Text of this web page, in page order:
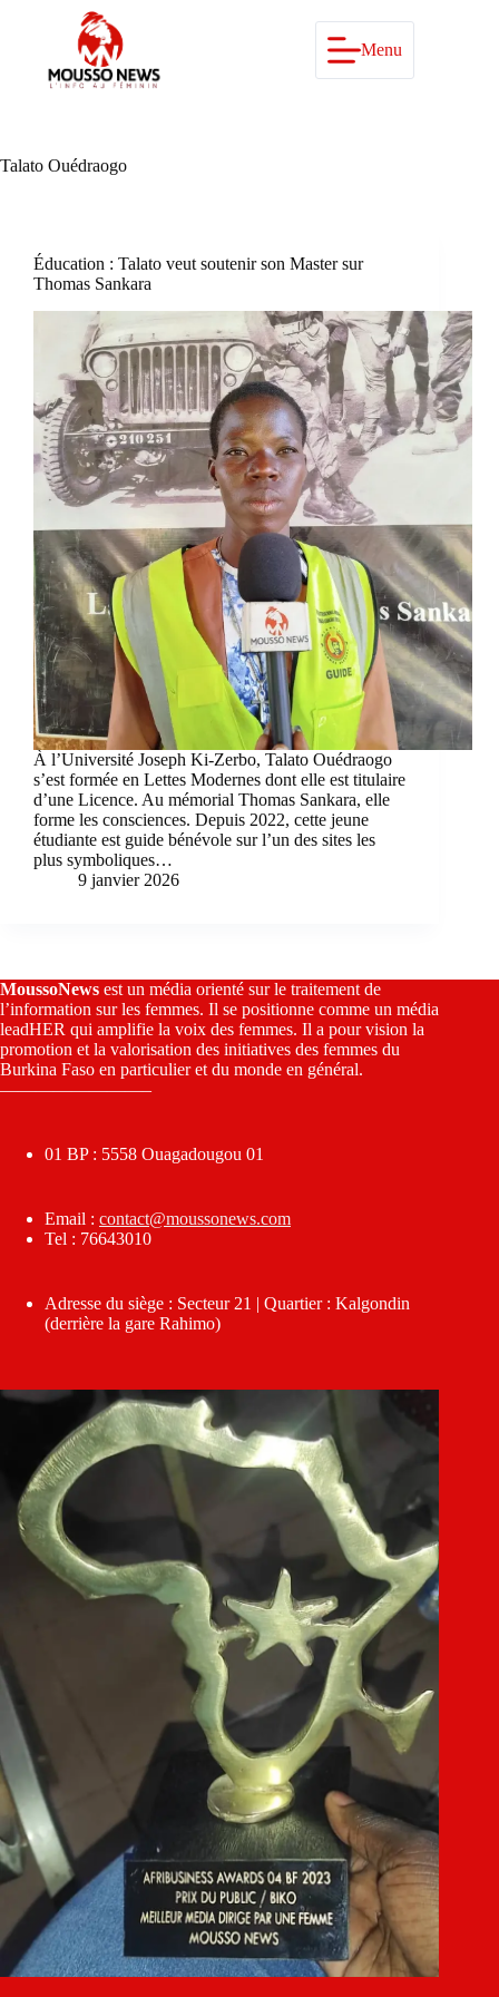
Menu
Talato Ouédraogo
Éducation : Talato veut soutenir son Master sur
Thomas Sankara
À l’Université Joseph Ki-Zerbo, Talato Ouédraogo
s’est formée en Lettes Modernes dont elle est titulaire
d’une Licence. Au mémorial Thomas Sankara, elle
forme les consciences. Depuis 2022, cette jeune
étudiante est guide bénévole sur l’un des sites les
plus symboliques…
9 janvier 2026
MoussoNews est un média orienté sur le traitement de
l’information sur les femmes. Il se positionne comme un média
leadHER qui amplifie la voix des femmes. Il a pour vision la
promotion et la valorisation des initiatives des femmes du
Burkina Faso en particulier et du monde en général.
————————–
01 BP : 5558 Ouagadougou 01
Email : contact@moussonews.com
Tel : 76643010
Adresse du siège : Secteur 21 | Quartier : Kalgondin
(derrière la gare Rahimo)